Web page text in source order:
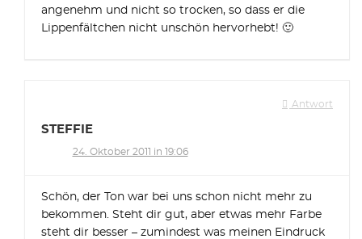
angenehm und nicht so trocken, so dass er die
Lippenfältchen nicht unschön hervorhebt! 🙂
Antwort
STEFFIE
24. Oktober 2011 in 19:06
Schön, der Ton war bei uns schon nicht mehr zu
bekommen. Steht dir gut, aber etwas mehr Farbe
steht dir besser – zumindest was meinen Eindruck